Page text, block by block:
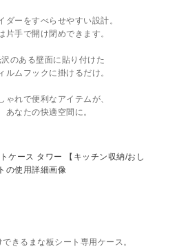
ダーをすべらせやすい設計。
片手で開け閉めできます。
沢のある壁面に貼り付けた
ルムフックに掛けるだけ。
ゃれで便利なアイテムが、
あなたの快適空間に。
きるまな板シート専用ケース。